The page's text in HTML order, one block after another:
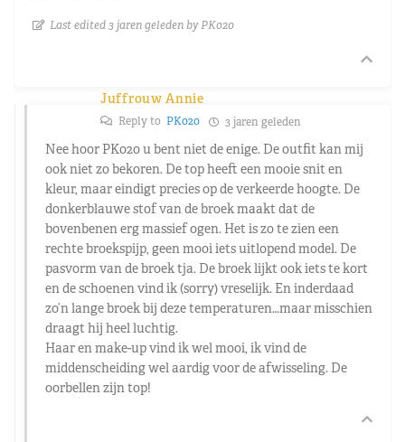
Last edited 3 jaren geleden by PK020
Juffrouw Annie
Reply to PK020 3 jaren geleden
Nee hoor PK020 u bent niet de enige. De outfit kan mij
ook niet zo bekoren. De top heeft een mooie snit en
kleur, maar eindigt precies op de verkeerde hoogte. De
donkerblauwe stof van de broek maakt dat de
bovenbenen erg massief ogen. Het is zo te zien een
rechte broekspijp, geen mooi iets uitlopend model. De
pasvorm van de broek tja. De broek lijkt ook iets te kort
en de schoenen vind ik (sorry) vreselijk. En inderdaad
zo’n lange broek bij deze temperaturen…maar misschien
draagt hij heel luchtig.
Haar en make-up vind ik wel mooi, ik vind de
middenscheiding wel aardig voor de afwisseling. De
oorbellen zijn top!